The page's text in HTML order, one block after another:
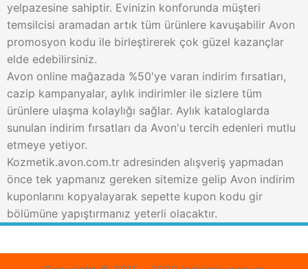
yelpazesine sahiptir. Evinizin konforunda müşteri
temsilcisi aramadan artık tüm ürünlere kavuşabilir Avon
promosyon kodu ile birleştirerek çok güzel kazançlar
elde edebilirsiniz.
Avon online mağazada %50'ye varan indirim fırsatları,
cazip kampanyalar, aylık indirimler ile sizlere tüm
ürünlere ulaşma kolaylığı sağlar. Aylık kataloglarda
sunulan indirim fırsatları da Avon'u tercih edenleri mutlu
etmeye yetiyor.
Kozmetik.avon.com.tr adresinden alışveriş yapmadan
önce tek yapmanız gereken sitemize gelip Avon indirim
kuponlarını kopyalayarak sepette kupon kodu gir
bölümüne yapıştırmanız yeterli olacaktır.